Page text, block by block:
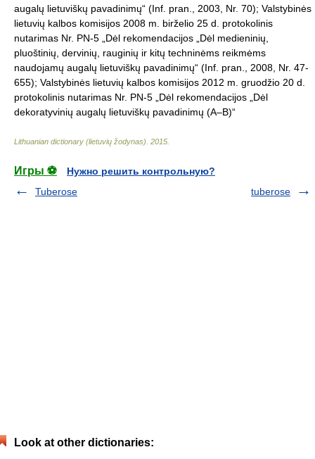
augalų lietuviškų pavadinimų“ (Inf. pran., 2003, Nr. 70); Valstybinės
lietuvių kalbos komisijos 2008 m. birželio 25 d. protokolinis
nutarimas Nr. PN-5 „Dėl rekomendacijos „Dėl medieninių,
pluoštinių, dervinių, rauginių ir kitų techninėms reikmėms
naudojamų augalų lietuviškų pavadinimų“ (Inf. pran., 2008, Nr. 47-
655); Valstybinės lietuvių kalbos komisijos 2012 m. gruodžio 20 d.
protokolinis nutarimas Nr. PN-5 „Dėl rekomendacijos „Dėl
dekoratyvinių augalų lietuviškų pavadinimų (A–B)“
Lithuanian dictionary (lietuvių žodynas) 2015
Игры ⚽
Нужно решить контрольную?
Tuberose
tuberose
Look at other dictionaries: